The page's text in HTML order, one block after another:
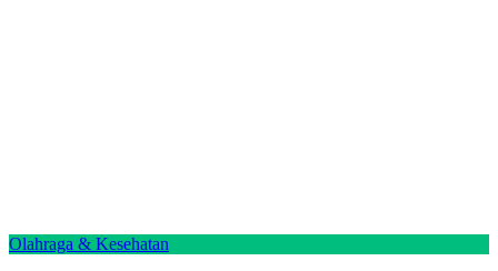
Olahraga & Kesehatan